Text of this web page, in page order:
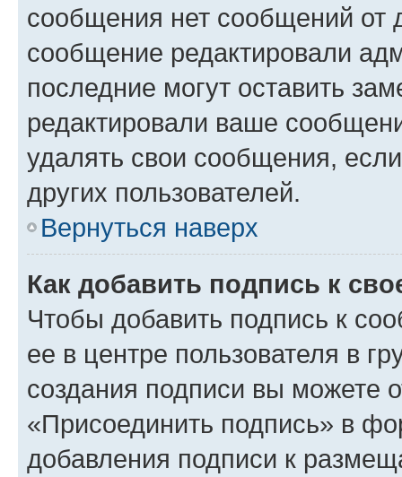
сообщения нет сообщений от
сообщение редактировали
последние могут оставить
редактировали ваше
удалять свои сообщения,
других пользователей.
Вернуться наверх
Как добавить подпись к
Чтобы добавить подпись к
ее в центре пользователя в
создания подписи вы можете
«Присоединить подпись» в
добавления подписи к